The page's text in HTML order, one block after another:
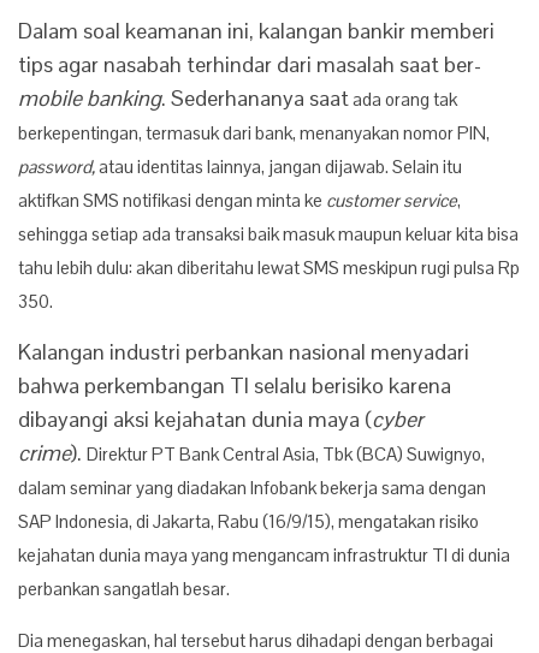
Dalam soal keamanan ini, kalangan bankir memberi
tips agar nasabah terhindar dari masalah saat ber-
mobile banking. Sederhananya saatada orang tak
berkepentingan, termasuk dari bank, menanyakan nomor PIN,
password,atau identitas lainnya, jangan dijawab. Selain itu
aktifkan SMS notifikasi dengan minta ke customer service,
sehingga setiap ada transaksi baik masuk maupun keluar kita bisa
tahu lebih dulu: akan diberitahu lewat SMS meskipun rugi pulsa Rp
350.
Kalangan industri perbankan nasional menyadari
bahwa perkembangan TI selalu berisiko karena
dibayangi aksi kejahatan dunia maya (cyber
crime). Direktur PT Bank Central Asia, Tbk (BCA) Suwignyo,
dalam seminar yang diadakan Infobank bekerja sama dengan
SAP Indonesia, di Jakarta, Rabu (16/9/15), mengatakan risiko
kejahatan dunia maya yang mengancam infrastruktur TI di dunia
perbankan sangatlah besar.
Dia menegaskan, hal tersebut harus dihadapi dengan berbagai